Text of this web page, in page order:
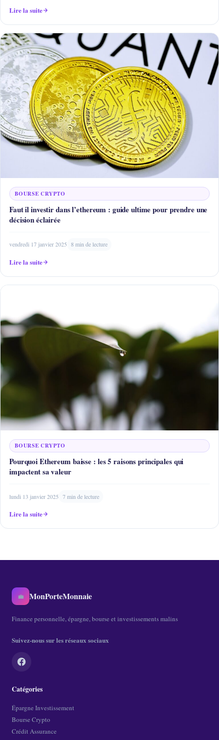
Lire la suite
BOURSE CRYPTO
Faut il investir dans l’ethereum : guide ultime pour prendre une
décision éclairée
vendredi 17 janvier 2025 8 min de lecture
Lire la suite
BOURSE CRYPTO
Pourquoi Ethereum baisse : les 5 raisons principales qui
impactent sa valeur
lundi 13 janvier 2025 7 min de lecture
Lire la suite
💼 MonPorteMonnaie
Finance personnelle, épargne, bourse et investissements malins
Suivez-nous sur les réseaux sociaux
Catégories
Épargne Investissement
Bourse Crypto
Crédit Assurance